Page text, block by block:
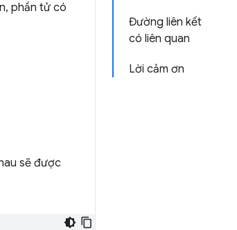
Đường liên kết
có liên quan
Lời cảm ơn
phần tử có
sẽ được